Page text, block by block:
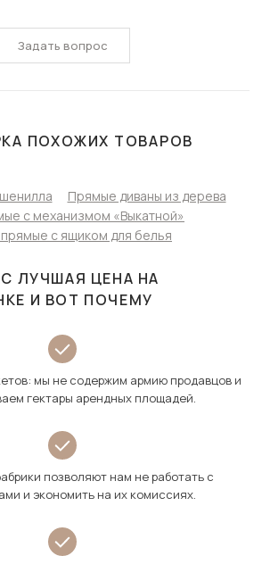
Задать вопрос
ПОХОЖИХ ТОВАРОВ
Прямые диваны из дерева
с механизмом «Выкатной»
с ящиком для белья
ЛУЧШАЯ ЦЕНА НА
И ВОТ ПОЧЕМУ
мы не содержим армию продавцов и
гектары арендных площадей.
позволяют нам не работать с
и экономить на их комиссиях.